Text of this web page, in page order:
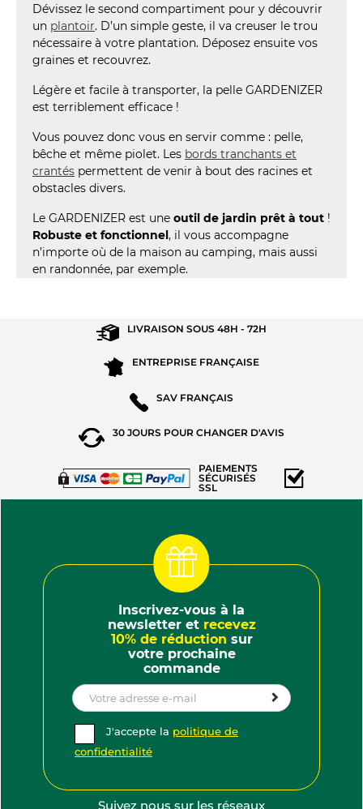
Dévissez le second compartiment pour y découvrir
un plantoir. D’un simple geste, il va creuser le trou
nécessaire à votre plantation. Déposez ensuite vos
graines et recouvrez.
Légère et facile à transporter, la pelle GARDENIZER
est terriblement efficace !
Vous pouvez donc vous en servir comme : pelle,
bêche et même piolet. Les bords tranchants et
crantés permettent de venir à bout des racines et
obstacles divers.
Le GARDENIZER est une outil de jardin prêt à tout !
Robuste et fonctionnel, il vous accompagne
n’importe où de la maison au camping, mais aussi
en randonnée, par exemple.
LIVRAISON SOUS48H - 72H
ENTREPRISE FRANÇAISE
SAV FRANÇAIS
30 JOURS POUR CHANGER D'AVIS
PAIEMENTS
SÉCURISÉS
SSL
Inscrivez-vous à la
newsletter etrecevez
10% de réduction sur
votre prochaine
commande
J'accepte la politique de
confidentialité
Suivez nous sur les réseaux